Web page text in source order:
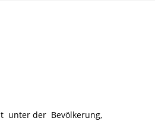
unter der Bevölkerung,